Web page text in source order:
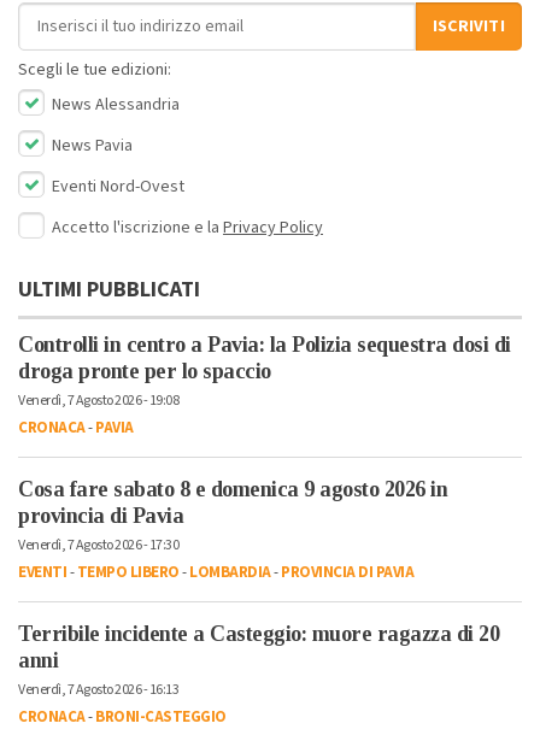
Indirizzo email
ISCRIVITI
Scegli le tue edizioni:
News Alessandria
News Pavia
Eventi Nord-Ovest
Accetto l'iscrizione e la Privacy Policy
ULTIMI PUBBLICATI
Controlli in centro a Pavia: la Polizia sequestra dosi di
droga pronte per lo spaccio
Venerdì, 7 Agosto 2026 - 19:08
CRONACA-PAVIA
Cosa fare sabato 8 e domenica 9 agosto 2026 in
provincia di Pavia
Venerdì, 7 Agosto 2026 - 17:30
EVENTI-TEMPO LIBERO-LOMBARDIA-PROVINCIA DI PAVIA
Terribile incidente a Casteggio: muore ragazza di 20
anni
Venerdì, 7 Agosto 2026 - 16:13
CRONACA-BRONI-CASTEGGIO